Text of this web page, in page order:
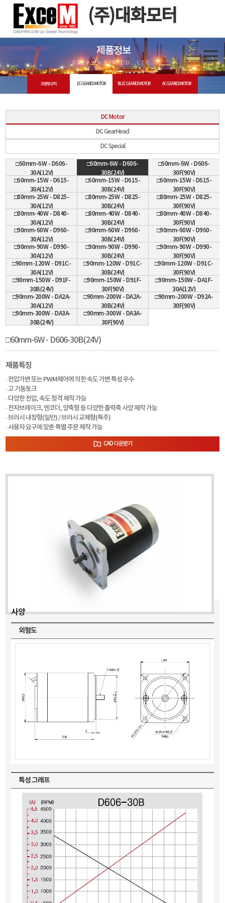
(주)대화모터
제품정보
DAEHWA E/M CO.,LTD.
모델명 규칙 DC GEARED MOTOR BLDC GEARED MOTOR AC GEARED MOTOR
DC Motor
DC GearHead
DC Special
□60mm-6W - D606-
30A(12V)
□60mm-6W - D606-
30B(24V)
□60mm-6W - D606-
30F(90V)
□60mm-15W - D615-
30A(12V)
□60mm-15W - D615-
30B(24V)
□60mm-15W - D615-
30F(90V)
□80mm-25W - D825-
30A(12V)
□80mm-25W - D825-
30B(24V)
□80mm-25W - D825-
30F(90V)
□80mm-40W - D840-
30A(12V)
□80mm-40W - D840-
30B(24V)
□80mm-40W - D840-
30F(90V)
□90mm-60W - D960-
30A(12V)
□90mm-60W - D960-
30B(24V)
□90mm-60W - D960-
30F(90V)
□90mm-90W - D990-
30A(12V)
□90mm-90W - D990-
30B(24V)
□90mm-90W - D990-
30F(90V)
□90mm-120W - D91C-
30A(12V)
□90mm-120W - D91C-
30B(24V)
□90mm-120W - D91C-
30F(90V)
□90mm-150W - D91F-
30B(24V)
□90mm-150W - D91F-
30F(90V)
□90mm-150W - DA1F-
30A(12V)
□90mm-200W - DA2A-
30A(12V)
□90mm-200W - DA2A-
30B(24V)
□90mm-200W - D92A-
30F(90V)
□90mm-300W - DA3A-
30B(24V)
□90mm-300W - DA3A-
30F(90V)
□60mm-6W - D606-30B(24V)
제품특징
· 전압가변 또는 PWM제어에 의한 속도 가변 특성 우수
· 고 기동토크
· 다양한 전압, 속도 정격 제작 가능
· 전자브레이크, 엔코더, 양축형 등 다양한 출력축 사양 제작 가능
· 브러시 내장형(일반) / 브러시 교체형(특주)
· 사용자 요구에 맞춘 특별 주문 제작 가능
CAD 다운받기
사양
외형도
특성 그래프